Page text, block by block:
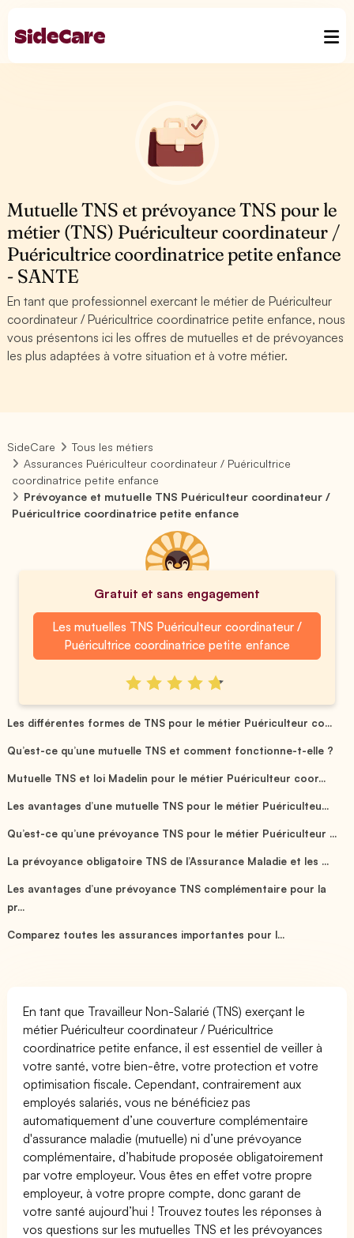
Mutuelle TNS et prévoyance TNS pour le
métier (TNS) Puériculteur coordinateur /
Puéricultrice coordinatrice petite enfance
- SANTE
En tant que professionnel exercant le métier de Puériculteur
coordinateur / Puéricultrice coordinatrice petite enfance, nous
vous présentons ici les offres de mutuelles et de prévoyances
les plus adaptées à votre situation et à votre métier.
SideCare
Tous les métiers
Assurances Puériculteur coordinateur / Puéricultrice
coordinatrice petite enfance
Prévoyance et mutuelle TNS Puériculteur coordinateur /
Puéricultrice coordinatrice petite enfance
Gratuit et sans engagement
Les mutuelles TNS Puériculteur coordinateur /
Puéricultrice coordinatrice petite enfance
Les différentes formes de TNS pour le métier Puériculteur co...
Qu’est-ce qu’une mutuelle TNS et comment fonctionne-t-elle ?
Mutuelle TNS et loi Madelin pour le métier Puériculteur coor...
Les avantages d’une mutuelle TNS pour le métier Puériculteu...
Qu’est-ce qu’une prévoyance TNS pour le métier Puériculteur ...
La prévoyance obligatoire TNS de l’Assurance Maladie et les ...
Les avantages d’une prévoyance TNS complémentaire pour la
pr...
Comparez toutes les assurances importantes pour l...
En tant que Travailleur Non-Salarié (TNS) exerçant le
métier Puériculteur coordinateur / Puéricultrice
coordinatrice petite enfance, il est essentiel de veiller à
votre santé, votre bien-être, votre protection et votre
optimisation fiscale. Cependant, contrairement aux
employés salariés, vous ne bénéficiez pas
automatiquement d’une couverture complémentaire
d'assurance maladie (mutuelle) ni d’une prévoyance
complémentaire, d’habitude proposée obligatoirement
par votre employeur. Vous êtes en effet votre propre
employeur, à votre propre compte, donc garant de
votre santé aujourd’hui ! Trouvez toutes les réponses à
vos questions sur les mutuelles TNS et les prévoyances